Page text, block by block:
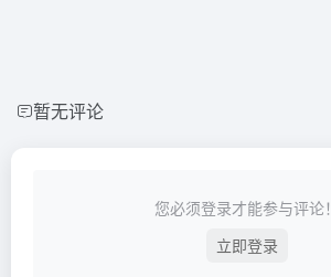
暂无评论
您必须登录才能参与评论！
立即登录